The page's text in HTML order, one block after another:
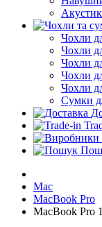
Чохли
Чохли
Чохли
Чохли
Чохли
Сумки
Mac
MacBook Pro
MacBook Pro